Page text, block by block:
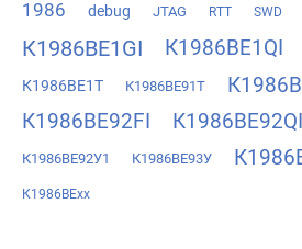
1986 debug JTAG RTT SWD
К1986ВЕ1GI
К1986ВЕ1QI
К1986ВЕ1Т К1986ВЕ91Т
К1986ВЕ92FI
К1986ВЕ92QI
К1986ВЕ92У1 К1986ВЕ93У
К1986ВЕхх